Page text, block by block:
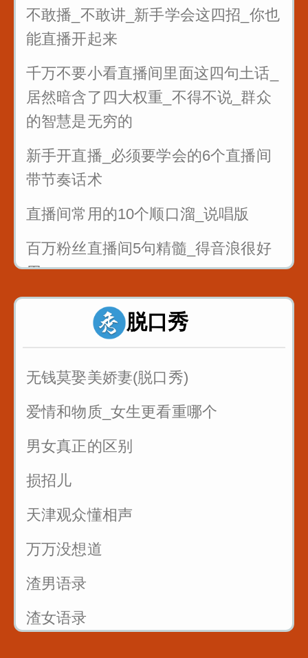
不敢播_不敢讲_新手学会这四招_你也
能直播开起来
千万不要小看直播间里面这四句土话_
居然暗含了四大权重_不得不说_群众
的智慧是无穷的
新手开直播_必须要学会的6个直播间
带节奏话术
直播间常用的10个顺口溜_说唱版
百万粉丝直播间5句精髓_得音浪很好
用
反复练习1w遍_主播基本功_直播话术
反复练习1w遍_主播基本功_直播话术
2
反复练习1w遍_主播基本功_直播话术
3
反复练习1w遍_主播基本功_直播话术
4
反复练习1w遍_主播基本功_直播话术
脱口秀
无钱莫娶美娇妻(脱口秀)
爱情和物质_女生更看重哪个
男女真正的区别
损招儿
天津观众懂相声
万万没想道
渣男语录
渣女语录